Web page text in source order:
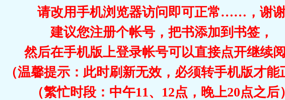
请改用手机浏览器访问即可正常……，谢
建议您注册个帐号，把书添加到书签，
然后在手机版上登录帐号可以直接点开继续
（温馨提示：此时刷新无效，必须转手机版才能
（繁忙时段：中午11、12点，晚上20点之后）